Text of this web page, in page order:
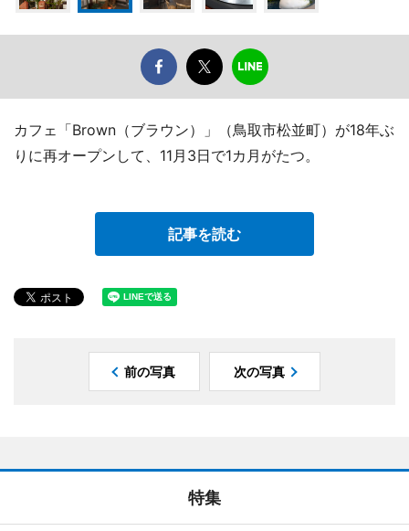
カフェ「Brown（ブラウン）」（鳥取市松並町）が18年ぶ
りに再オープンして、11月3日で1カ月がたつ。
記事を読む
前の写真 次の写真
特集